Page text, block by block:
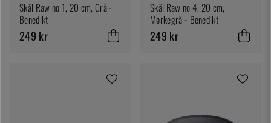
Skål Raw no 1, 20 cm, Grå -
Benedikt
249 kr
Skål Raw no 4, 20 cm,
Mørkegrå - Benedikt
249 kr